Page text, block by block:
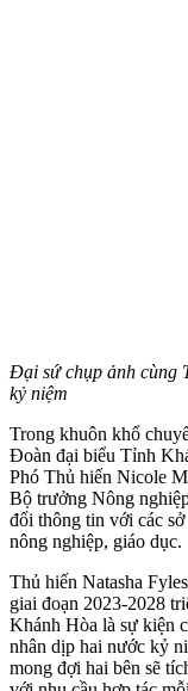
Đại sứ chụp ảnh cùng
kỷ niệm
Trong khuôn khổ
Đoàn đại biểu Tỉnh
Phó Thủ hiến Nicole
Bộ trưởng Nông
đổi thông tin với các
nông nghiệp, giáo dục.
Thủ hiến Natasha
giai đoạn 2023-2028
Khánh Hòa là sự kiện
nhân dịp hai nước kỷ
mong đợi hai bên sẽ